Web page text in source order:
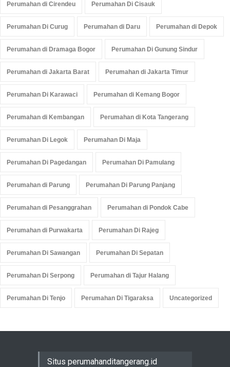
Perumahan di Cirendeu Perumahan Di Cisauk
Perumahan Di Curug Perumahan di Daru Perumahan di Depok
Perumahan di Dramaga Bogor Perumahan Di Gunung Sindur
Perumahan di Jakarta Barat Perumahan di Jakarta Timur
Perumahan Di Karawaci Perumahan di Kemang Bogor
Perumahan di Kembangan Perumahan di Kota Tangerang
Perumahan Di Legok Perumahan Di Maja
Perumahan Di Pagedangan Perumahan Di Pamulang
Perumahan di Parung Perumahan Di Parung Panjang
Perumahan di Pesanggrahan Perumahan di Pondok Cabe
Perumahan di Purwakarta Perumahan Di Rajeg
Perumahan Di Sawangan Perumahan Di Sepatan
Perumahan Di Serpong Perumahan di Tajur Halang
Perumahan Di Tenjo Perumahan Di Tigaraksa Uncategorized
Situs perumahanditangerang.id